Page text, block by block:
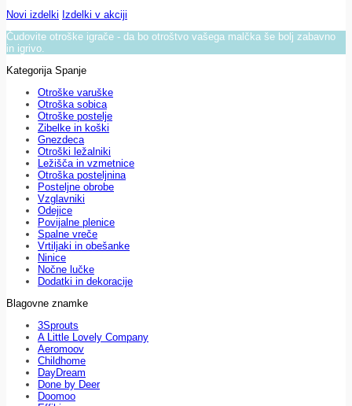
Novi izdelki Izdelki v akciji
Čudovite otroške igrače - da bo otroštvo vašega malčka še bolj zabavno
in igrivo.
Kategorija Spanje
Otroške varuške
Otroška sobica
Otroške postelje
Zibelke in koški
Gnezdeca
Otroški ležalniki
Ležišča in vzmetnice
Otroška posteljnina
Posteljne obrobe
Vzglavniki
Odejice
Povijalne plenice
Spalne vreče
Vrtiljaki in obešanke
Ninice
Nočne lučke
Dodatki in dekoracije
Blagovne znamke
3Sprouts
A Little Lovely Company
Aeromoov
Childhome
DayDream
Done by Deer
Doomoo